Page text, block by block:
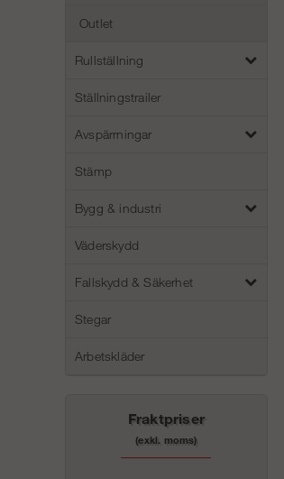
Outlet
Rullställning
Ställningstrailer
Avspärrningar
Stämp
Bygg & industri
Väderskydd
Fallskydd & Säkerhet
Stegar
Arbetskläder
Fraktpriser
(exkl. moms)